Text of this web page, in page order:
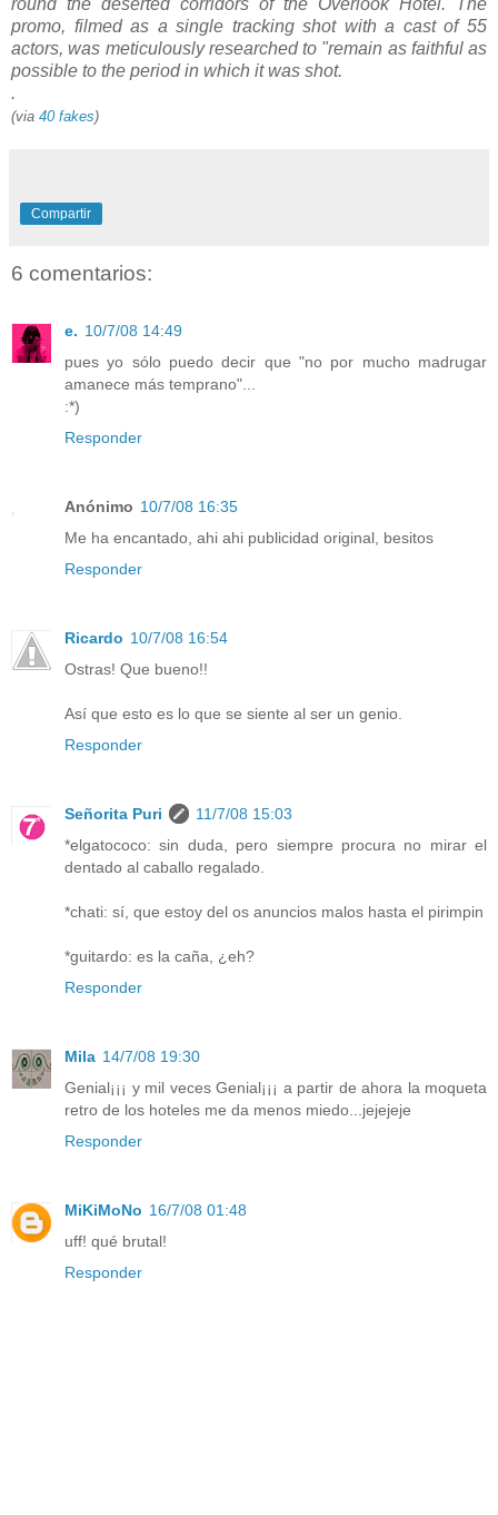
promo, filmed as a single tracking shot with a cast of 55
actors, was meticulously researched to "remain as faithful as
possible to the period in which it was shot.
.
(via 40 fakes)
Compartir
6 comentarios:
e. 10/7/08 14:49
pues yo sólo puedo decir que "no por mucho madrugar
amanece más temprano"...
:*)
Responder
Anónimo 10/7/08 16:35
Me ha encantado, ahi ahi publicidad original, besitos
Responder
Ricardo 10/7/08 16:54
Ostras! Que bueno!!
Así que esto es lo que se siente al ser un genio.
Responder
Señorita Puri
11/7/08 15:03
*elgatococo: sin duda, pero siempre procura no mirar el
dentado al caballo regalado.
*chati: sí, que estoy del os anuncios malos hasta el pirimpin
*guitardo: es la caña, ¿eh?
Responder
Mila 14/7/08 19:30
Genial¡¡¡ y mil veces Genial¡¡¡ a partir de ahora la moqueta
retro de los hoteles me da menos miedo...jejejeje
Responder
MiKiMoNo 16/7/08 01:48
uff! qué brutal!
Responder